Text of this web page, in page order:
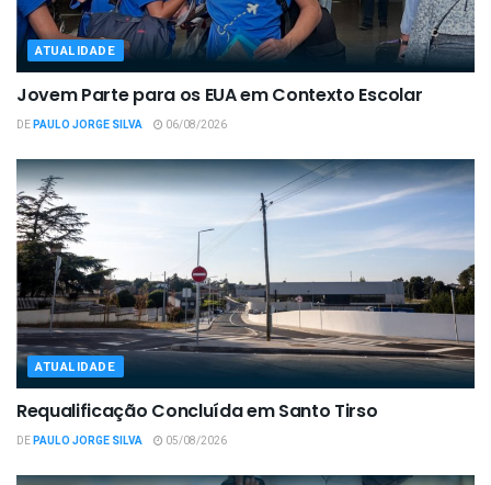
ATUALIDADE
Jovem Parte para os EUA em Contexto Escolar
DEPAULO JORGE SILVA 06/08/2026
ATUALIDADE
Requalificação Concluída em Santo Tirso
DEPAULO JORGE SILVA 05/08/2026